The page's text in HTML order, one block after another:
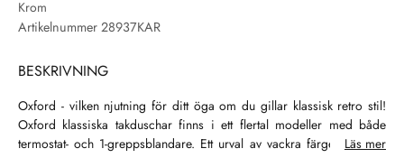
Krom
Artikelnummer 28937KAR
BESKRIVNING
Oxford - vilken njutning för ditt öga om du gillar klassisk retro stil!
Oxford klassiska takduschar finns i ett flertal modeller med både
termostat- och 1-greppsblandare. Ett urval av vackra färger ger dig
Läs mer